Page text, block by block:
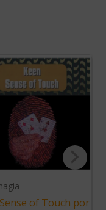
of Touch por